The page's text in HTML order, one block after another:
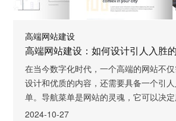
高端网站建设
高端网站建设：如何设计引人入胜
在当今数字化时代，一个高端的网站不
设计和优质的内容，还需要具备一个引
单。导航菜单是网站的灵魂，它可以决
操作流程和体验感受。本文将详细介绍
2024-10-27